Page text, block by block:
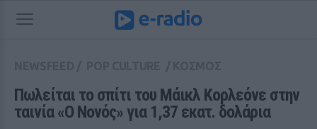
Πωλείται το σπίτι του Μάικλ Κορλεόνε στην
ταινία «Ο Νονός» για 1,37 εκατ. δολάρια